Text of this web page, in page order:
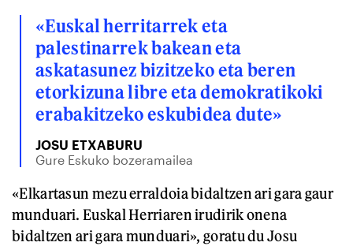
«Euskal herritarrek eta
palestinarrek bakean eta
askatasunez bizitzeko eta beren
etorkizuna libre eta demokratikoki
erabakitzeko eskubidea dute»
JOSU ETXABURU
Gure Eskuko bozeramailea
«Elkartasun mezu erraldoia bidaltzen ari gara gaur
munduari. Euskal Herriaren irudirik onena
bidaltzen ari gara munduari», goratu du Josu